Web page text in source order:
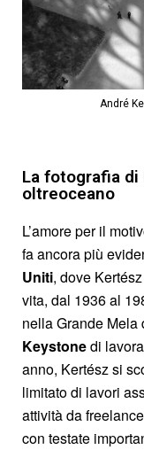
André
La fotografia
oltreoceano
L’amore per il
fa ancora più
Uniti, dove
vita, dal 1936 al
nella Grande Mela
Keystonedi
anno, Kertész si
limitato di lavori
attività da
con testate